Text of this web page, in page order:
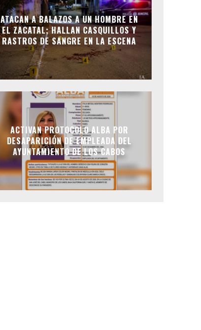
ATACAN A BALAZOS A UN HOMBRE EN
EL ZACATAL; HALLAN CASQUILLOS Y
RASTROS DE SANGRE EN LA ESCENA
ACTIVAN PROTOCOLO ALBA POR
DESAPARICIÓN DE EMPLEADA DEL
AYUNTAMIENTO DE LOS CABOS